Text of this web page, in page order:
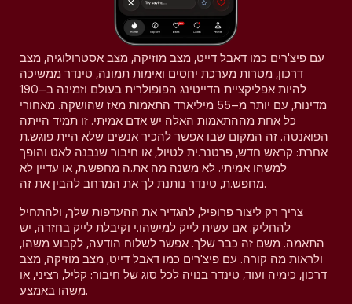
עם פיצ'רים כמו דאבל דייט, מצב מוזיקה, מצב אסטרולוגיה, מצב
דרכון, מטרות מערכת יחסים ואימות תמונה, טינדר ממשיכה
להיות אפליקציית הדייטינג הפופולרית בעולם וזמינה ב–190
מדינות, עם יותר מ–55 מיליארד התאמות מאז שהושקה. מאחורי
כל אחת מההתאמות האלה יש אדם אמיתי. זו תמיד הייתה
הפואנטה. זה המקום שבו אפשר להכיר אנשים שלא היית פוגש.ת
אחרת: קראש חדש, פרטנר.ית לטיול, או חיבור שנבנה לאט והופך
למשהו אמיתי. לא משנה מה את.ה מחפש.ת, או עדיין לא
מחפש.ת, טינדר נותנת לך את המרחב להבין את זה.
צריך רק ליצור פרופיל, להגדיר את ההעדפות שלך, ולהתחיל
להחליק. אם עשית לייק למישהו.י וקיבלת לייק בחזרה, יש
התאמה. משם זה כבר שלך. אפשר לשלוח הודעה, לקבוע משהו,
ולראות מה קורה. עם פיצ'רים כמו דאבל דייט, מצב מוזיקה, מצב
דרכון, כימיה ועוד, טינדר בנויה לכל סוג של חיבור: קליל, רציני, או
משהו באמצע.